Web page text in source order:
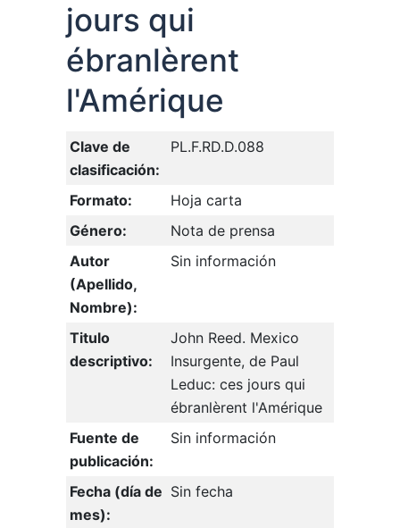
jours qui
ébranlèrent
l'Amérique
Clave de
clasificación:
PL.F.RD.D.088
Formato:
Hoja carta
Género:
Nota de prensa
Autor
(Apellido,
Nombre):
Sin información
Titulo
descriptivo:
John Reed. Mexico
Insurgente, de Paul
Leduc: ces jours qui
ébranlèrent l'Amérique
Fuente de
publicación:
Sin información
Fecha (día de
mes):
Sin fecha